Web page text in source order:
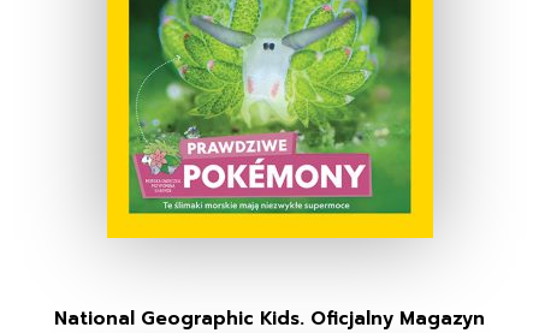
National Geographic Kids. Oficjalny Magazyn